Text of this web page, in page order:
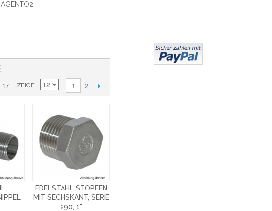
17 ZEIGE 1 2
EDELSTAHL STOPFEN
MIT SECHSKANT, SERIE
290, 1"